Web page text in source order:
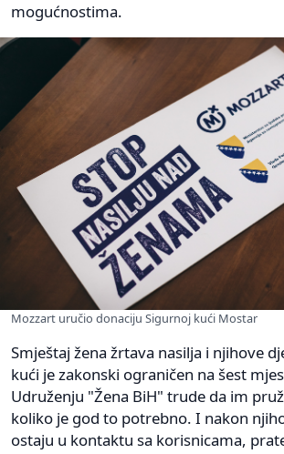
mogućnostima.
Mozzart uručio donaciju Sigurnoj kući Mostar
Smještaj žena žrtava nasilja i njihove
kući je zakonski ograničen na šest
Udruženju "Žena BiH" trude da im
koliko je god to potrebno. I nakon
ostaju u kontaktu sa korisnicama,